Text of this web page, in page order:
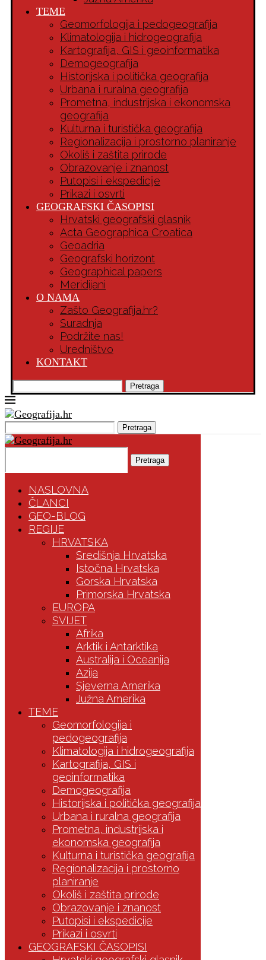
TEME
Geomorfologija i pedogeografija
Klimatologija i hidrogeografija
Kartografija, GIS i geoinformatika
Demogeografija
Historijska i politička geografija
Urbana i ruralna geografija
Prometna, industrijska i ekonomska
geografija
Kulturna i turistička geografija
Regionalizacija i prostorno planiranje
Okoliš i zaštita prirode
Obrazovanje i znanost
Putopisi i ekspedicije
Prikazi i osvrti
GEOGRAFSKI ČASOPISI
Hrvatski geografski glasnik
Acta Geographica Croatica
Geoadria
Geografski horizont
Geographical papers
Meridijani
O NAMA
Zašto Geografija.hr?
Suradnja
Podržite nas!
Uredništvo
KONTAKT
Pretraga
Pretraga
Pretraga
NASLOVNA
ČLANCI
GEO-BLOG
REGIJE
HRVATSKA
Središnja Hrvatska
Istočna Hrvatska
Gorska Hrvatska
Primorska Hrvatska
EUROPA
SVIJET
Afrika
Arktik i Antarktika
Australija i Oceanija
Azija
Sjeverna Amerika
Južna Amerika
TEME
Geomorfologija i
pedogeografija
Klimatologija i hidrogeografija
Kartografija, GIS i
geoinformatika
Demogeografija
Historijska i politička geografija
Urbana i ruralna geografija
Prometna, industrijska i
ekonomska geografija
Kulturna i turistička geografija
Regionalizacija i prostorno
planiranje
Okoliš i zaštita prirode
Obrazovanje i znanost
Putopisi i ekspedicije
Prikazi i osvrti
GEOGRAFSKI ČASOPISI